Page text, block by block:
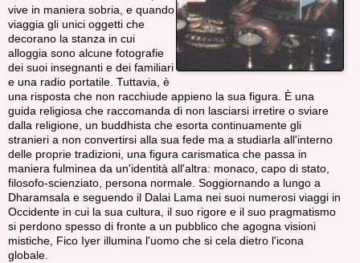
vive in maniera sobria, e quando
viaggia gli unici oggetti che
decorano la stanza in cui
alloggia sono alcune fotografie
dei suoi insegnanti e dei familiari
e una radio portatile. Tuttavia, è
una risposta che non racchiude appieno la sua figura. È una
guida religiosa che raccomanda di non lasciarsi irretire o sviare
dalla religione, un buddhista che esorta continuamente gli
stranieri a non convertirsi alla sua fede ma a studiarla all'interno
delle proprie tradizioni, una figura carismatica che passa in
maniera fulminea da un'identità all'altra: monaco, capo di stato,
filosofo-scienziato, persona normale. Soggiornando a lungo a
Dharamsala e seguendo il Dalai Lama nei suoi numerosi viaggi in
Occidente in cui la sua cultura, il suo rigore e il suo pragmatismo
si perdono spesso di fronte a un pubblico che agogna visioni
mistiche, Fico Iyer illumina l'uomo che si cela dietro l'icona
globale.